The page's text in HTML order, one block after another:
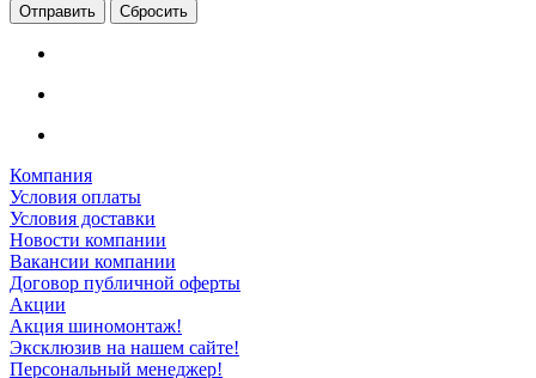
Сбросить
Компания
Условия оплаты
Условия доставки
Новости компании
Вакансии компании
Договор публичной оферты
Акции
Акция шиномонтаж!
Эксклюзив на нашем сайте!
Персональный менеджер!